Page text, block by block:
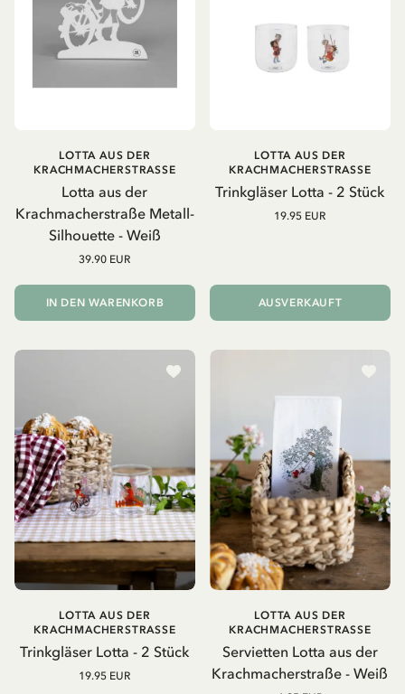
Lotta aus der
Krachmacherstraße Metall-
Silhouette - Weiß
LOTTA AUS DER
KRACHMACHERSTRASSE
39.90 EUR
IN DEN WARENKORB
Trinkgläser Lotta - 2 Stück
LOTTA AUS DER
KRACHMACHERSTRASSE
19.95 EUR
AUSVERKAUFT
Trinkgläser Lotta - 2 Stück
LOTTA AUS DER
KRACHMACHERSTRASSE
19.95 EUR
Servietten Lotta aus der
Krachmacherstraße - Weiß
LOTTA AUS DER
KRACHMACHERSTRASSE